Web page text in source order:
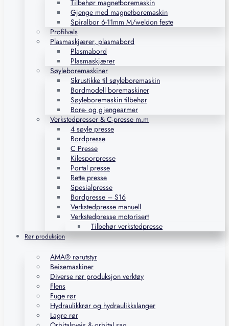
Tilbehør magnetboremaskin
Gjenge med magnetboremaskin
Spiralbor 6-11mm M/weldon feste
Profilvals
Plasmaskjærer, plasmabord
Plasmabord
Plasmaskjærer
Søyleboremaskiner
Skrustikke til søyleboremaskin
Bordmodell boremaskiner
Søyleboremaskin tilbehør
Bore- og gjengearmer
Verkstedpresser & C-presse m.m
4 søyle presse
Bordpresse
C Presse
Kilesporpresse
Portal presse
Rette presse
Spesialpresse
Bordpresse – S16
Verkstedpresse manuell
Verkstedpresse motorisert
Tilbehør verkstedpresse
Rør produksjon
AMA® rørutstyr
Beisemaskiner
Diverse rør produksjon verktøy
Flens
Fuge rør
Hydraulikkrør og hydraulikkslanger
Lagre rør